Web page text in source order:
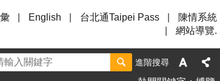
English 台北通Taipei Pass
陳情系統
網站導覽.
進階搜尋